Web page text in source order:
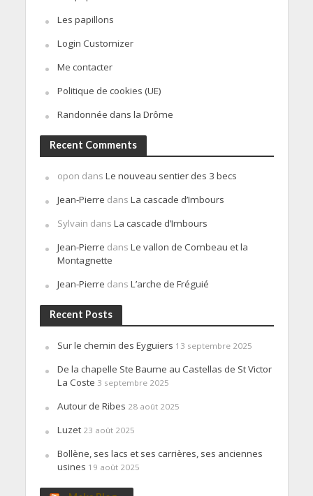
Les papillons
Login Customizer
Me contacter
Politique de cookies (UE)
Randonnée dans la Drôme
Recent Comments
opon dans Le nouveau sentier des 3 becs
Jean-Pierre dans La cascade d’Imbours
Sylvain dans La cascade d’Imbours
Jean-Pierre dans Le vallon de Combeau et la
Montagnette
Jean-Pierre dans L’arche de Fréguié
Recent Posts
Sur le chemin des Eyguiers 13 septembre 2025
De la chapelle Ste Baume au Castellas de St Victor
La Coste 3 septembre 2025
Autour de Ribes 28 août 2025
Luzet 23 août 2025
Bollène, ses lacs et ses carrières, ses anciennes
usines 19 août 2025